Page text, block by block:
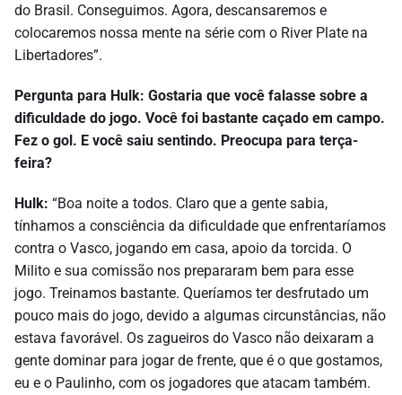
do Brasil. Conseguimos. Agora, descansaremos e
colocaremos nossa mente na série com o River Plate na
Libertadores”.
Pergunta para Hulk: Gostaria que você falasse sobre a
dificuldade do jogo. Você foi bastante caçado em campo.
Fez o gol. E você saiu sentindo. Preocupa para terça-
feira?
Hulk: “Boa noite a todos. Claro que a gente sabia,
tínhamos a consciência da dificuldade que enfrentaríamos
contra o Vasco, jogando em casa, apoio da torcida. O
Milito e sua comissão nos prepararam bem para esse
jogo. Treinamos bastante. Queríamos ter desfrutado um
pouco mais do jogo, devido a algumas circunstâncias, não
estava favorável. Os zagueiros do Vasco não deixaram a
gente dominar para jogar de frente, que é o que gostamos,
eu e o Paulinho, com os jogadores que atacam também.